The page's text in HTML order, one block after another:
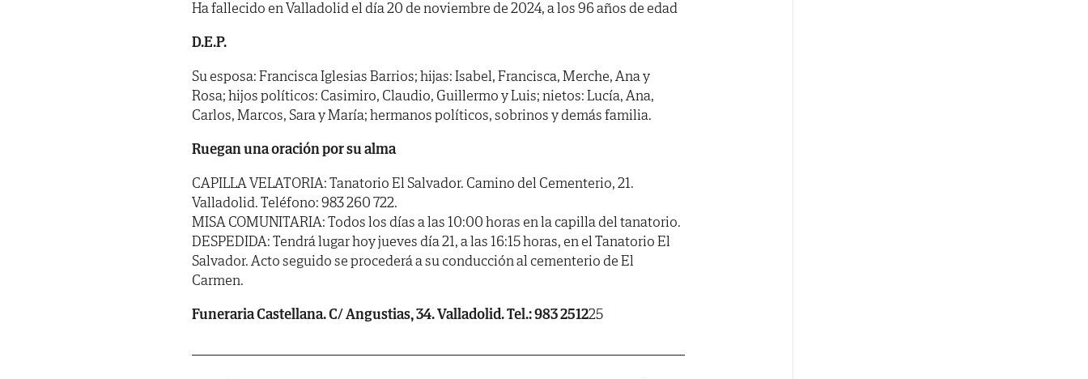
Ha fallecido en Valladolid el día 20 de noviembre de 2024, a los 96 años de edad
D.E.P.
Su esposa: Francisca Iglesias Barrios; hijas: Isabel, Francisca, Merche, Ana y
Rosa; hijos políticos: Casimiro, Claudio, Guillermo y Luis; nietos: Lucía, Ana,
Carlos, Marcos, Sara y María; hermanos políticos, sobrinos y demás familia.
Ruegan una oración por su alma
CAPILLA VELATORIA: Tanatorio El Salvador. Camino del Cementerio, 21.
Valladolid. Teléfono: 983 260 722.
MISA COMUNITARIA: Todos los días a las 10:00 horas en la capilla del tanatorio.
DESPEDIDA: Tendrá lugar hoy jueves día 21, a las 16:15 horas, en el Tanatorio El
Salvador. Acto seguido se procederá a su conducción al cementerio de El
Carmen.
Funeraria Castellana. C/ Angustias, 34. Valladolid. Tel.: 983 251225